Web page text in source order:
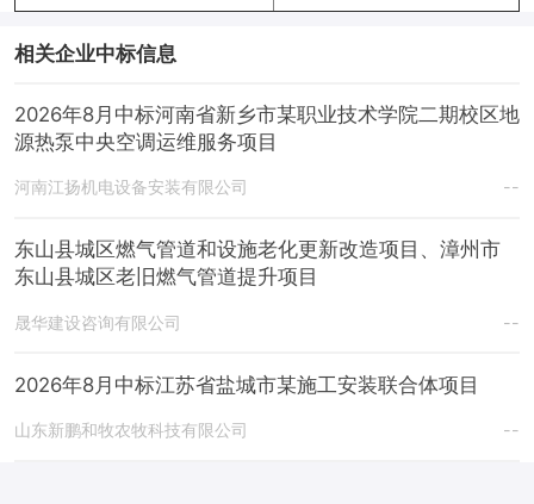
相关企业中标信息
2026年8月中标河南省新乡市某职业技术学院二期校区地
源热泵中央空调运维服务项目
河南江扬机电设备安装有限公司 --
东山县城区燃气管道和设施老化更新改造项目、漳州市
东山县城区老旧燃气管道提升项目
晟华建设咨询有限公司 --
2026年8月中标江苏省盐城市某施工安装联合体项目
山东新鹏和牧农牧科技有限公司 --